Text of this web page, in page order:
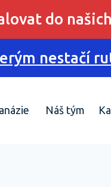
do
nestačí
Náš tým